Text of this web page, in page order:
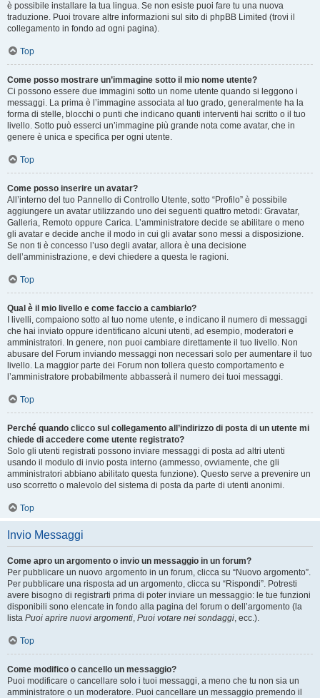
è possibile installare la tua lingua. Se non esiste puoi fare tu una nuova
traduzione. Puoi trovare altre informazioni sul sito di phpBB Limited (trovi il
collegamento in fondo ad ogni pagina).
Top
Come posso mostrare un’immagine sotto il mio nome utente?
Ci possono essere due immagini sotto un nome utente quando si leggono i
messaggi. La prima è l’immagine associata al tuo grado, generalmente ha la
forma di stelle, blocchi o punti che indicano quanti interventi hai scritto o il tuo
livello. Sotto può esserci un’immagine più grande nota come avatar, che in
genere è unica e specifica per ogni utente.
Top
Come posso inserire un avatar?
All’interno del tuo Pannello di Controllo Utente, sotto “Profilo” è possibile
aggiungere un avatar utilizzando uno dei seguenti quattro metodi: Gravatar,
Galleria, Remoto oppure Carica. L’amministratore decide se abilitare o meno
gli avatar e decide anche il modo in cui gli avatar sono messi a disposizione.
Se non ti è concesso l’uso degli avatar, allora è una decisione
dell’amministrazione, e devi chiedere a questa le ragioni.
Top
Qual è il mio livello e come faccio a cambiarlo?
I livelli, compaiono sotto al tuo nome utente, e indicano il numero di messaggi
che hai inviato oppure identificano alcuni utenti, ad esempio, moderatori e
amministratori. In genere, non puoi cambiare direttamente il tuo livello. Non
abusare del Forum inviando messaggi non necessari solo per aumentare il tuo
livello. La maggior parte dei Forum non tollera questo comportamento e
l’amministratore probabilmente abbasserà il numero dei tuoi messaggi.
Top
Perché quando clicco sul collegamento all’indirizzo di posta di un utente mi
chiede di accedere come utente registrato?
Solo gli utenti registrati possono inviare messaggi di posta ad altri utenti
usando il modulo di invio posta interno (ammesso, ovviamente, che gli
amministratori abbiano abilitato questa funzione). Questo serve a prevenire un
uso scorretto o malevolo del sistema di posta da parte di utenti anonimi.
Top
Invio Messaggi
Come apro un argomento o invio un messaggio in un forum?
Per pubblicare un nuovo argomento in un forum, clicca su “Nuovo argomento”.
Per pubblicare una risposta ad un argomento, clicca su “Rispondi”. Potresti
avere bisogno di registrarti prima di poter inviare un messaggio: le tue funzioni
disponibili sono elencate in fondo alla pagina del forum o dell’argomento (la
lista Puoi aprire nuovi argomenti, Puoi votare nei sondaggi, ecc.).
Top
Come modifico o cancello un messaggio?
Puoi modificare o cancellare solo i tuoi messaggi, a meno che tu non sia un
amministratore o un moderatore. Puoi cancellare un messaggio premendo il